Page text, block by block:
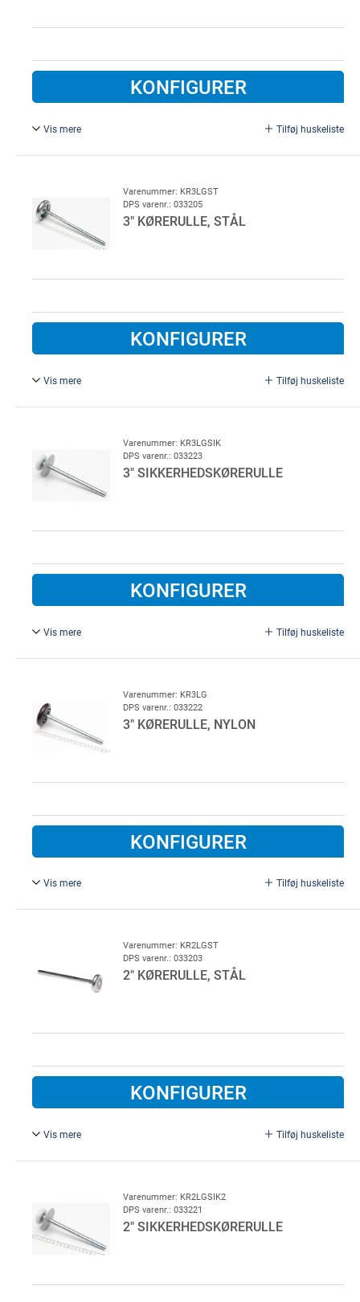
KONFIGURER
Vis mere Tilføj huskeliste
Varenummer: KR3LGST
DPS varenr.: 033205
3" KØRERULLE, STÅL
KONFIGURER
Vis mere Tilføj huskeliste
Varenummer: KR3LGSIK
DPS varenr.: 033223
3" SIKKERHEDSKØRERULLE
KONFIGURER
Vis mere Tilføj huskeliste
Varenummer: KR3LG
DPS varenr.: 033222
3" KØRERULLE, NYLON
KONFIGURER
Vis mere Tilføj huskeliste
3" kørerulle, nylon.
Varenummer: KR2LGST
DPS varenr.: 033203
2" KØRERULLE, STÅL
KONFIGURER
Vis mere Tilføj huskeliste
2" kørerulle, galvaniseret stål.
Varenummer: KR2LGSIK2
DPS varenr.: 033221
2" SIKKERHEDSKØRERULLE